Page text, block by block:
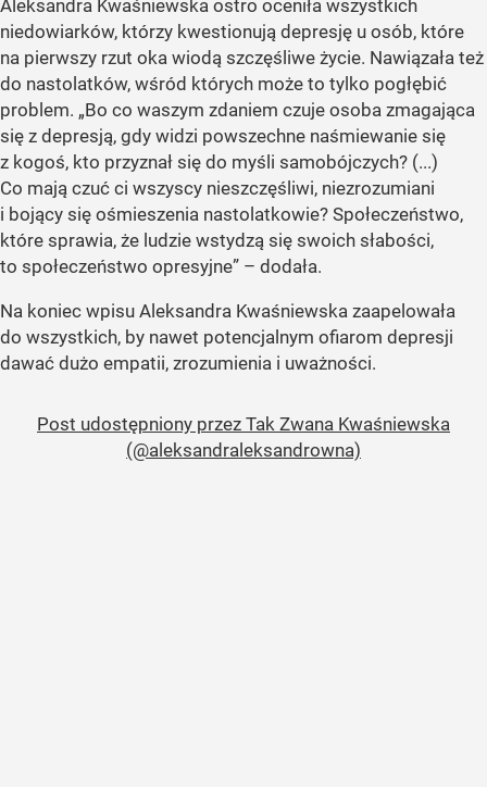
Aleksandra Kwaśniewska ostro oceniła wszystkich
niedowiarków, którzy kwestionują depresję u osób, które
na pierwszy rzut oka wiodą szczęśliwe życie. Nawiązała też
do nastolatków, wśród których może to tylko pogłębić
problem. „Bo co waszym zdaniem czuje osoba zmagająca
się z depresją, gdy widzi powszechne naśmiewanie się
z kogoś, kto przyznał się do myśli samobójczych? (...)
Co mają czuć ci wszyscy nieszczęśliwi, niezrozumiani
i bojący się ośmieszenia nastolatkowie? Społeczeństwo,
które sprawia, że ludzie wstydzą się swoich słabości,
to społeczeństwo opresyjne” – dodała.
Na koniec wpisu Aleksandra Kwaśniewska zaapelowała
do wszystkich, by nawet potencjalnym ofiarom depresji
dawać dużo empatii, zrozumienia i uważności.
Post udostępniony przez Tak Zwana Kwaśniewska
(@aleksandraleksandrowna)